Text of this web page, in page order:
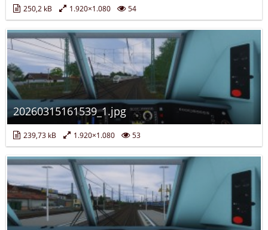
250,2 kB 1.920×1.080 54
20260315161539_1.jpg
239,73 kB 1.920×1.080 53